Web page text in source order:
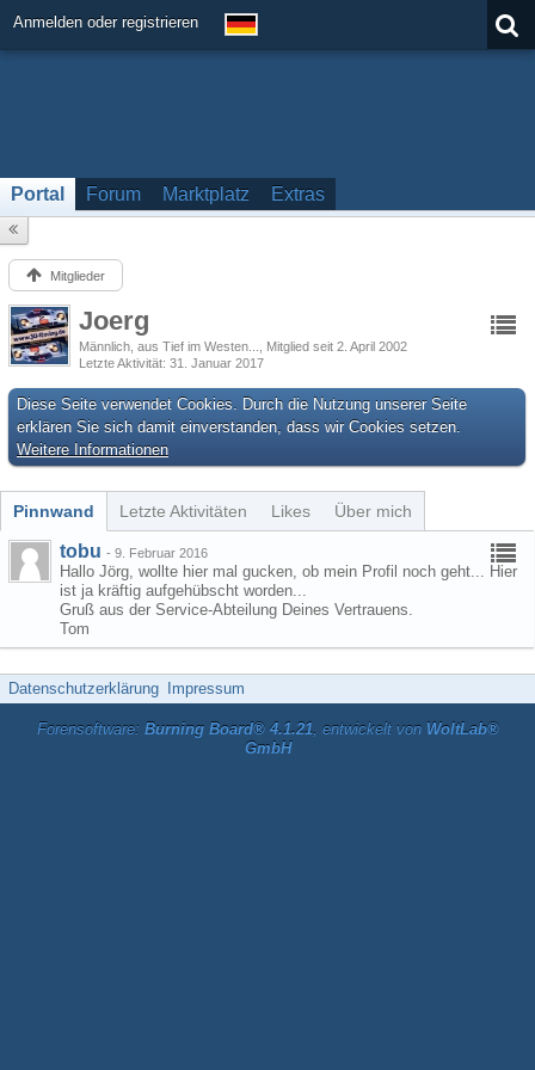
Anmelden oder registrieren
Portal Forum Marktplatz Extras
Mitglieder
Joerg
Männlich aus Tief im Westen...
Mitglied seit 2. April 2002
Letzte Aktivität 31. Januar 2017
Diese Seite verwendet Cookies. Durch die Nutzung unserer Seite
erklären Sie sich damit einverstanden, dass wir Cookies setzen.
Weitere Informationen
Pinnwand Letzte Aktivitäten Likes Über mich
tobu - 9. Februar 2016
Hallo Jörg, wollte hier mal gucken, ob mein Profil noch geht... Hier
ist ja kräftig aufgehübscht worden...
Gruß aus der Service-Abteilung Deines Vertrauens.
Tom
Datenschutzerklärung Impressum
Forensoftware: Burning Board® 4.1.21, entwickelt von WoltLab®
GmbH